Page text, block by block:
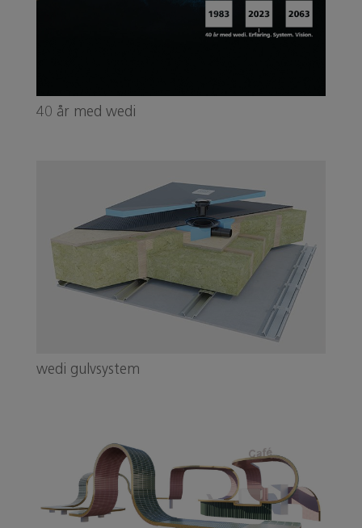
40 år med wedi
wedi gulvsystem